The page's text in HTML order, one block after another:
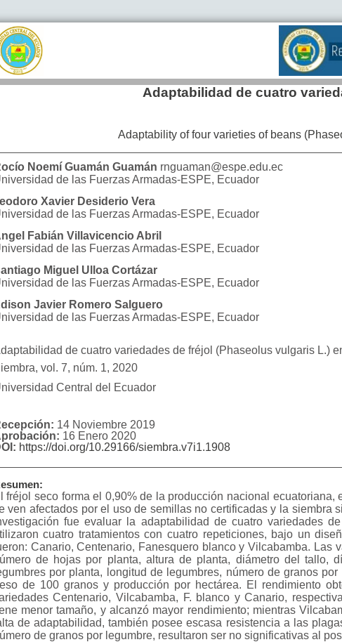
Adaptabilidad de cuatro
Adaptability of four varieties of beans
Noemí Guamán Guamán rnguaman@espe.edu.ec
de las Fuerzas Armadas-ESPE, Ecuador
Xavier Desiderio Vera
de las Fuerzas Armadas-ESPE, Ecuador
Fabián Villavicencio Abril
de las Fuerzas Armadas-ESPE, Ecuador
Miguel Ulloa Cortázar
de las Fuerzas Armadas-ESPE, Ecuador
Javier Romero Salguero
de las Fuerzas Armadas-ESPE, Ecuador
de cuatro variedades de fréjol (Phaseolus vulgaris L.)
, vol. 7, núm. 1, 2020
Central del Ecuador
14 Noviembre 2019
16 Enero 2020
https://doi.org/10.29166/siembra.v7i1.1908
fréjol seco forma el 0,90% de la producción nacional
ven afectados por el uso de semillas no certificadas y la siembra
fue evaluar la adaptabilidad de cuatro variedades
cuatro tratamientos con cuatro repeticiones, bajo un
Canario, Centenario, Fanesquero blanco y Vilcabamba. Las
de hojas por planta, altura de planta, diámetro del tallo,
por planta, longitud de legumbres, número de granos
de 100 granos y producción por hectárea. El rendimiento
Centenario, Vilcabamba, F. blanco y Canario,
menor tamaño, y alcanzó mayor rendimiento; mientras
de adaptabilidad, también posee escasa resistencia a las
de granos por legumbre, resultaron ser no significativas al